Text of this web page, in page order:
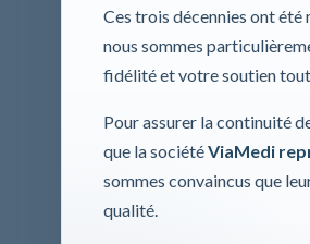
Ces trois décennies ont
nous sommes
fidélité et votre soutien
Pour assurer la continuité
que la sociétéViaMedi
sommes convaincus que
qualité.